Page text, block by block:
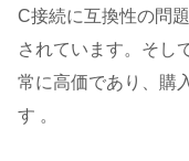
C接続に互換性の問
されています。そし
常に高価であり、購
す 。